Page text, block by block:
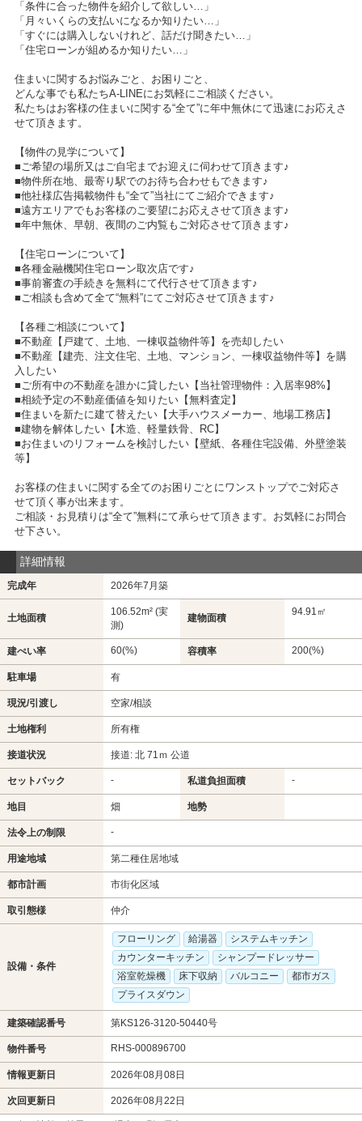
「条件に合った物件を紹介して欲しい…」
「月々いくらの支払いになるか知りたい…」
「すぐには購入しないけれど、話だけ聞きたい…」
「住宅ローンが組めるか知りたい…」
住まいに関するお悩みごと、お困りごと、
どんな事でも私たちA-LINEにお気軽にご相談ください。
私たちはお客様の住まいに関する“全て”に年中無休にて迅速にお応えさ
せて頂きます。
【物件の見学について】
■ご希望の場所又はご自宅までお迎えに伺わせて頂きます♪
■物件所在地、最寄り駅でのお待ち合わせもできます♪
■他社様広告掲載物件も“全て”当社にてご紹介できます♪
■遠方エリアでもお客様のご要望にお応えさせて頂きます♪
■年中無休、早朝、夜間のご内覧もご対応させて頂きます♪
【住宅ローンについて】
■各種金融機関住宅ローン取次店です♪
■事前審査の手続きを無料にて代行させて頂きます♪
■ご相談も含めて全て“無料”にてご対応させて頂きます♪
【各種ご相談について】
■不動産【戸建て、土地、一棟収益物件等】を売却したい
■不動産【建売、注文住宅、土地、マンション、一棟収益物件等】を購
入したい
■ご所有中の不動産を誰かに貸したい【当社管理物件：入居率98%】
■相続予定の不動産価値を知りたい【無料査定】
■住まいを新たに建て替えたい【大手ハウスメーカー、地場工務店】
■建物を解体したい【木造、軽量鉄骨、RC】
■お住まいのリフォームを検討したい【壁紙、各種住宅設備、外壁塗装
等】
お客様の住まいに関する全てのお困りごとにワンストップでご対応さ
せて頂く事が出来ます。
ご相談・お見積りは“全て”無料にて承らせて頂きます。お気軽にお問合
せ下さい。
詳細情報
完成年 2026年7月築
土地面積
106.52m² (実
測)
建物面積
94.91㎡
建ぺい率 60(%) 容積率 200(%)
駐車場 有
現況/引渡し 空家/相談
土地権利 所有権
接道状況 接道: 北 71ｍ 公道
セットバック - 私道負担面積 -
地目 畑 地勢
法令上の制限 -
用途地域 第二種住居地域
都市計画 市街化区域
取引態様 仲介
設備・条件
フローリング 給湯器
システムキッチン
カウンターキッチン
シャンプードレッサー
浴室乾燥機
床下収納 バルコニー
都市ガス
プライスダウン
建築確認番号 第KS126-3120-50440号
物件番号 RHS-000896700
情報更新日 2026年08月08日
次回更新日 2026年08月22日